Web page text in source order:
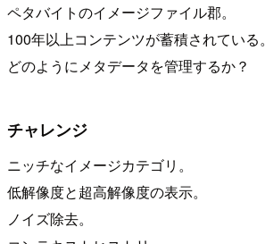
ペタバイトのイメージファイル郡。
100年以上コンテンツが蓄積されている。
どのようにメタデータを管理するか？
チャレンジ
ニッチなイメージカテゴリ。
低解像度と超高解像度の表示。
ノイズ除去。